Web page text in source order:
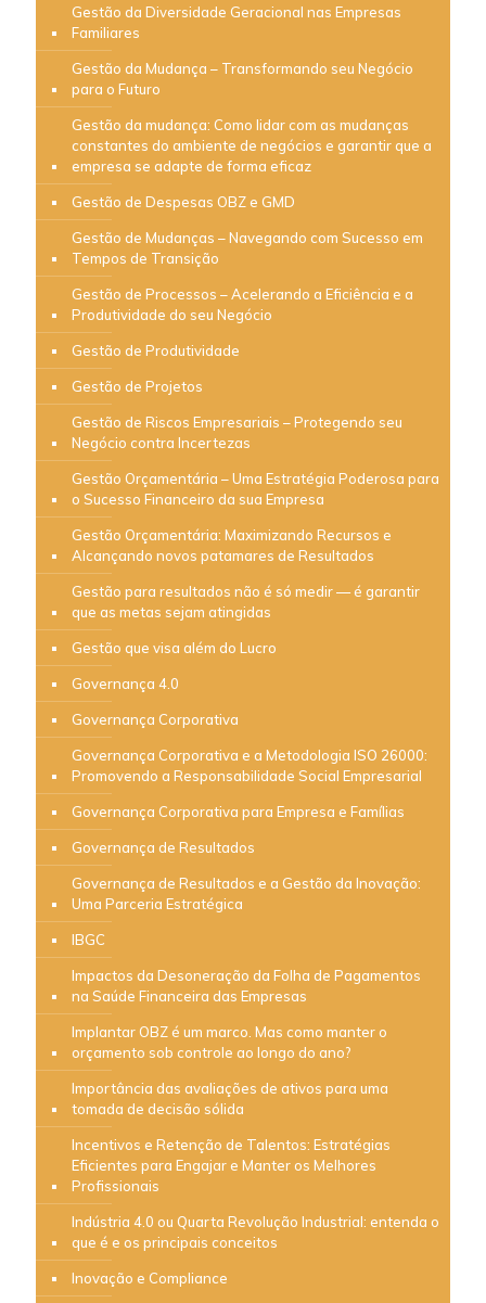
Gestão da Diversidade Geracional nas Empresas
Familiares
Gestão da Mudança – Transformando seu Negócio
para o Futuro
Gestão da mudança: Como lidar com as mudanças
constantes do ambiente de negócios e garantir que a
empresa se adapte de forma eficaz
Gestão de Despesas OBZ e GMD
Gestão de Mudanças – Navegando com Sucesso em
Tempos de Transição
Gestão de Processos – Acelerando a Eficiência e a
Produtividade do seu Negócio
Gestão de Produtividade
Gestão de Projetos
Gestão de Riscos Empresariais – Protegendo seu
Negócio contra Incertezas
Gestão Orçamentária – Uma Estratégia Poderosa para
o Sucesso Financeiro da sua Empresa
Gestão Orçamentária: Maximizando Recursos e
Alcançando novos patamares de Resultados
Gestão para resultados não é só medir — é garantir
que as metas sejam atingidas
Gestão que visa além do Lucro
Governança 4.0
Governança Corporativa
Governança Corporativa e a Metodologia ISO 26000:
Promovendo a Responsabilidade Social Empresarial
Governança Corporativa para Empresa e Famílias
Governança de Resultados
Governança de Resultados e a Gestão da Inovação:
Uma Parceria Estratégica
IBGC
Impactos da Desoneração da Folha de Pagamentos
na Saúde Financeira das Empresas
Implantar OBZ é um marco. Mas como manter o
orçamento sob controle ao longo do ano?
Importância das avaliações de ativos para uma
tomada de decisão sólida
Incentivos e Retenção de Talentos: Estratégias
Eficientes para Engajar e Manter os Melhores
Profissionais
Indústria 4.0 ou Quarta Revolução Industrial: entenda o
que é e os principais conceitos
Inovação e Compliance